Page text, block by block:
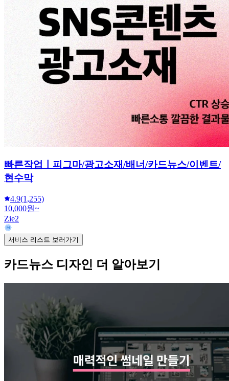
빠른작업ㅣ피그마/광고소재/배너/카드뉴스/이벤트/
현수막
4.9(1,255)
10,000원~
Zie2
서비스 리스트 보러가기
카드뉴스 디자인 더 알아보기